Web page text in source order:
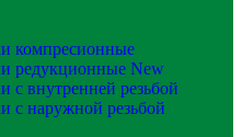
компресионные
редукционные New
с внутренней резьбой
с наружной резьбой